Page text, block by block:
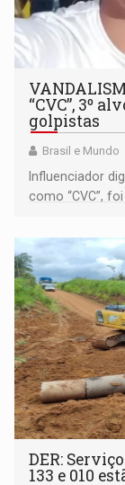
“CVC”, 3º
golpistas
Brasil e Mundo
Influenciador
como “CVC”,
DER:
133 e 010